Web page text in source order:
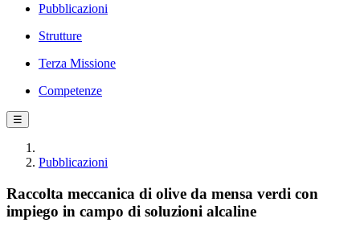
Pubblicazioni
Strutture
Terza Missione
Competenze
☰
Pubblicazioni
Raccolta meccanica di olive da mensa verdi con
impiego in campo di soluzioni alcaline